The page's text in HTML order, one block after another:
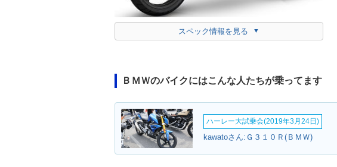
スペック情報を見る
ＢＭＷのバイクにはこんな人たちが乗ってます
ハーレー大試乗会(2019年3月24日)
kawatoさん:Ｇ３１０Ｒ(ＢＭＷ)